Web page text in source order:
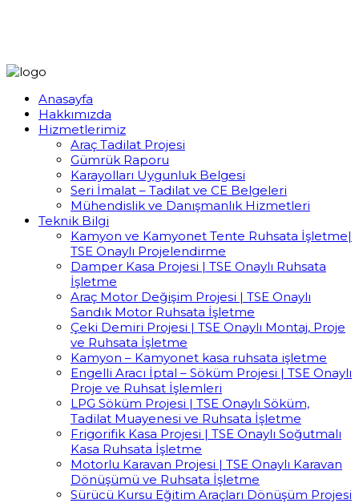
Anasayfa
Hakkımızda
Hizmetlerimiz
Araç Tadilat Projesi
Gümrük Raporu
Karayolları Uygunluk Belgesi
Seri İmalat – Tadilat ve CE Belgeleri
Mühendislik ve Danışmanlık Hizmetleri
Teknik Bilgi
Kamyon ve Kamyonet Tente Ruhsata İşletme|
TSE Onaylı Projelendirme
Damper Kasa Projesi | TSE Onaylı Ruhsata
İşletme
Araç Motor Değişim Projesi | TSE Onaylı
Sandık Motor Ruhsata İşletme
Çeki Demiri Projesi | TSE Onaylı Montaj, Proje
ve Ruhsata İşletme
Kamyon – Kamyonet kasa ruhsata işletme
Engelli Aracı İptal – Söküm Projesi | TSE Onaylı
Proje ve Ruhsat İşlemleri
LPG Söküm Projesi | TSE Onaylı Söküm,
Tadilat Muayenesi ve Ruhsata İşletme
Frigorifik Kasa Projesi | TSE Onaylı Soğutmalı
Kasa Ruhsata İşletme
Motorlu Karavan Projesi | TSE Onaylı Karavan
Dönüşümü ve Ruhsata İşletme
Sürücü Kursu Eğitim Araçları Dönüşüm Projesi